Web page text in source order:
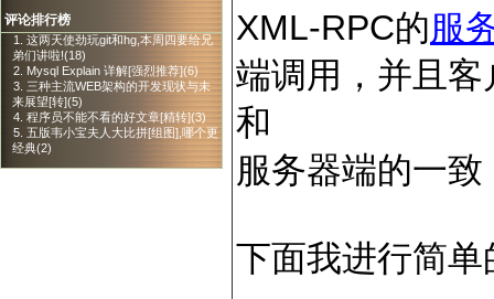
评论排行榜
1. 这两天使劲玩git和hg,本周四要给兄
弟们讲啦!(18)
2. Mysql Explain 详解[强烈推荐](6)
3. 三种主流WEB架构的开发现状与未
来展望[转](5)
4. 程序员不能不看的好文章[精转](3)
5. 五版韦小宝夫人大比拼[组图],哪个更
经典(2)
XML-RPC的服
端调用，并且
和
服务器端的一
下面我进行简